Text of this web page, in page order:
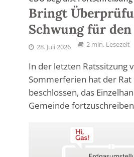
Bringt
Schwung für den
28. Juli 2026 2 min. Lesezeit
In der letzten Ratssitzung
Sommerferien hat der
beschlossen, das
Gemeinde